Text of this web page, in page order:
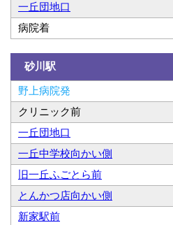
一丘団地口
病院着
砂川駅
野上病院発
クリニック前
一丘団地口
一丘中学校向かい側
旧一丘ふごとら前
とんかつ店向かい側
新家駅前